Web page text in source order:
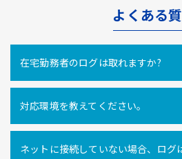
よくある
在宅勤務者のログは取れますか?
可能です。社内だけでなく社外に
できます。
対応環境を教えてください。
Windows10・11 全エディション
12(Monterey)、13(Ventura) ※Mac
ネットに接続していない場合、ログ